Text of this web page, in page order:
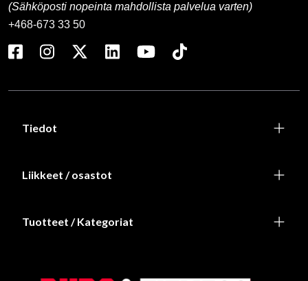
(Sähköposti nopeinta mahdollista palvelua varten)
+468-673 33 50
Tiedot
Liikkeet / osastot
Tuotteet / Kategoriat